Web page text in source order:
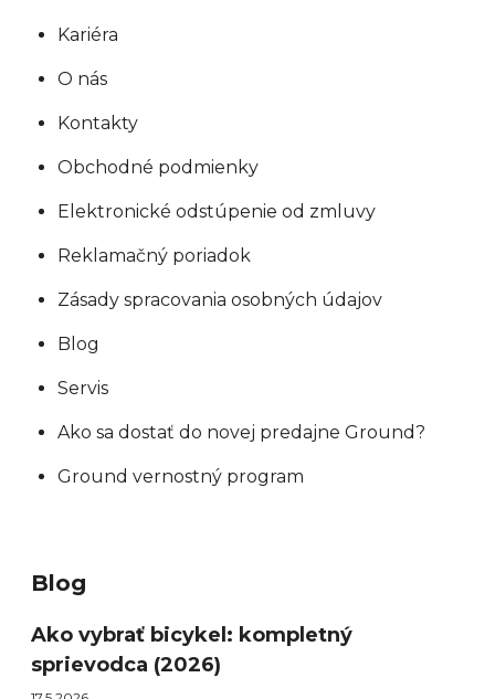
Kariéra
O nás
Kontakty
Obchodné podmienky
Elektronické odstúpenie od zmluvy
Reklamačný poriadok
Zásady spracovania osobných údajov
Blog
Servis
Ako sa dostať do novej predajne Ground?
Ground vernostný program
Blog
Ako vybrať bicykel: kompletný
sprievodca (2026)